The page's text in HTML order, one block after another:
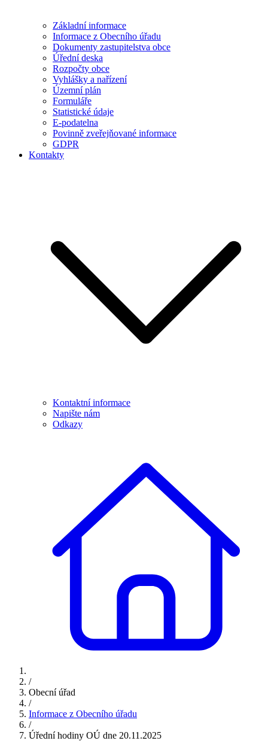
Základní informace
Informace z Obecního úřadu
Dokumenty zastupitelstva obce
Úřední deska
Rozpočty obce
Vyhlášky a nařízení
Územní plán
Formuláře
Statistické údaje
E-podatelna
Povinně zveřejňované informace
GDPR
Kontakty
Kontaktní informace
Napište nám
Odkazy
/
Obecní úřad
/
Informace z Obecního úřadu
/
Úřední hodiny OÚ dne 20.11.2025